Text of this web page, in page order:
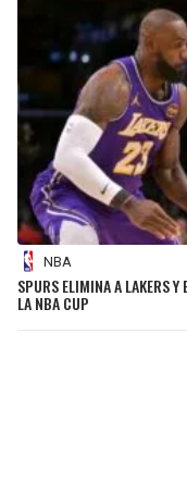
NBA
SPURS ELIMINA A LAKERS Y
LA NBA CUP